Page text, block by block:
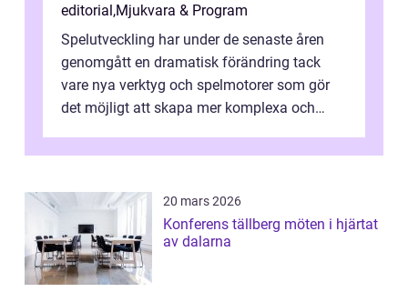
editorial,Mjukvara & Program
Spelutveckling har under de senaste åren
genomgått en dramatisk förändring tack
vare nya verktyg och spelmotorer som gör
det möjligt att skapa mer komplexa och
20 mars 2026
Konferens tällberg möten i hjärtat
av dalarna